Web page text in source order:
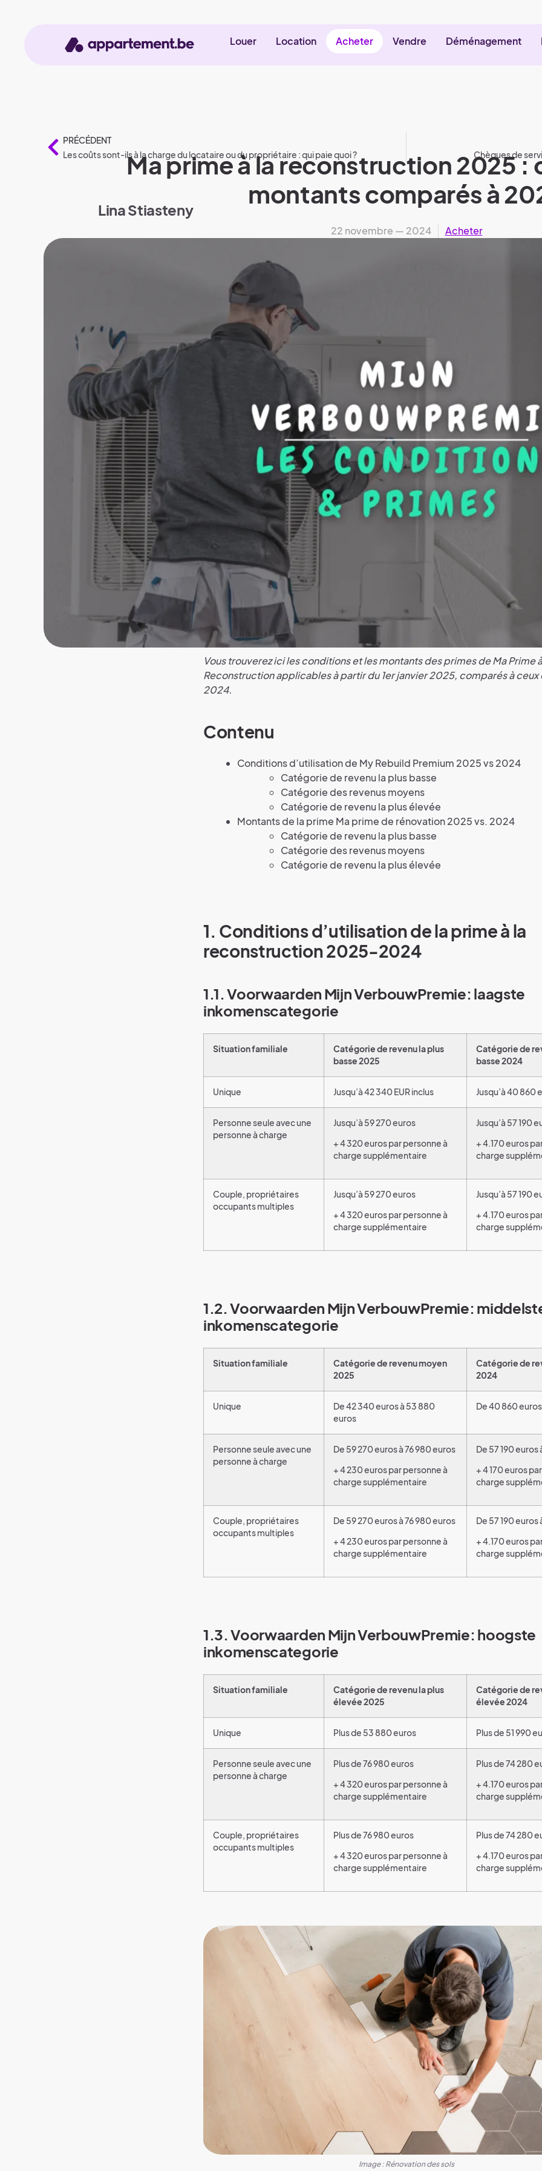
Louer Location Acheter Vendre Déménagement
PRÉCÉDENT
Les coûts sont-ils à la charge du locataire ou du propriétaire : qui paie quoi ?
Chèques de
Ma prime à la reconstruction 2025
montants comparés à
Lina Stiasteny
22 novembre — 2024 Acheter
Vous trouverez ici les conditions et les montants des primes de Ma Prime
Reconstruction applicables à partir du 1er janvier 2025, comparés à ceux
2024.
Contenu
Conditions d’utilisation de My Rebuild Premium 2025 vs 2024
Catégorie de revenu la plus basse
Catégorie des revenus moyens
Catégorie de revenu la plus élevée
Montants de la prime Ma prime de rénovation 2025 vs. 2024
Catégorie de revenu la plus basse
Catégorie des revenus moyens
Catégorie de revenu la plus élevée
1. Conditions d’utilisation de la prime à la
reconstruction 2025-2024
1.1. Voorwaarden Mijn VerbouwPremie: laagste
inkomenscategorie
Situation familiale
Catégorie de revenu la plus
basse 2025
Catégorie de
basse 2024
Unique Jusqu’à 42 340 EUR inclus Jusqu’à 40 860
Personne seule avec une
personne à charge
Jusqu’à 59 270 euros
+ 4 320 euros par personne à
charge supplémentaire
Jusqu’à 57 190
+ 4.170 euros
charge
Couple, propriétaires
occupants multiples
Jusqu’à 59 270 euros
+ 4 320 euros par personne à
charge supplémentaire
Jusqu’à 57 190
+ 4.170 euros
charge
1.2. Voorwaarden Mijn VerbouwPremie:
inkomenscategorie
Situation familiale
Catégorie de revenu moyen
2025
Catégorie de
2024
Unique
De 42 340 euros à 53 880
euros
De 40 860
Personne seule avec une
personne à charge
De 59 270 euros à 76 980 euros
+ 4 230 euros par personne à
charge supplémentaire
De 57 190 euros
+ 4 170 euros
charge
Couple, propriétaires
occupants multiples
De 59 270 euros à 76 980 euros
+ 4 230 euros par personne à
charge supplémentaire
De 57 190 euros
+ 4.170 euros
charge
1.3. Voorwaarden Mijn VerbouwPremie: hoogste
inkomenscategorie
Situation familiale
Catégorie de revenu la plus
élevée 2025
Catégorie de
élevée 2024
Unique Plus de 53 880 euros Plus de 51 990
Personne seule avec une
personne à charge
Plus de 76 980 euros
+ 4 320 euros par personne à
charge supplémentaire
Plus de 74 280
+ 4.170 euros
charge
Couple, propriétaires
occupants multiples
Plus de 76 980 euros
+ 4 320 euros par personne à
charge supplémentaire
Plus de 74 280
+ 4.170 euros
charge
Image : Rénovation des sols